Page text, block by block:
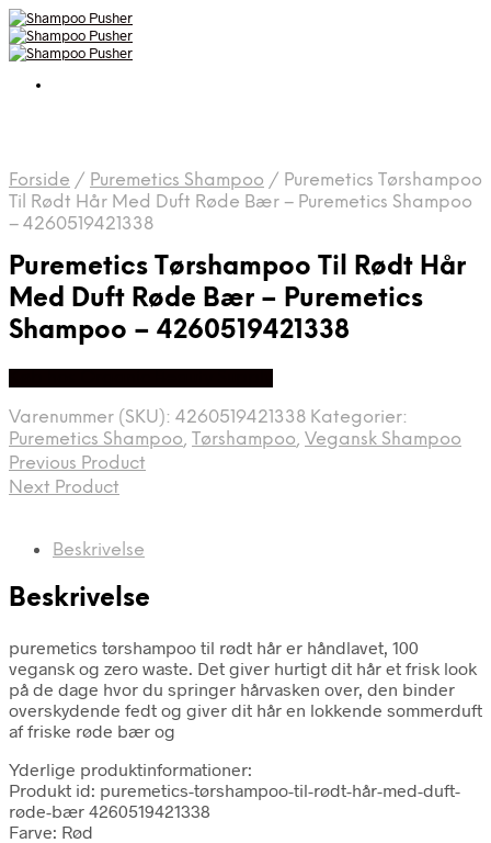
Forside / Puremetics Shampoo / Puremetics Tørshampoo
Til Rødt Hår Med Duft Røde Bær – Puremetics Shampoo
– 4260519421338
Puremetics Tørshampoo Til Rødt Hår
Med Duft Røde Bær – Puremetics
Shampoo – 4260519421338
Varenummer (SKU): 4260519421338 Kategorier:
Puremetics Shampoo, Tørshampoo, Vegansk Shampoo
Previous Product
Next Product
Beskrivelse
Beskrivelse
puremetics tørshampoo til rødt hår er håndlavet, 100
vegansk og zero waste. Det giver hurtigt dit hår et frisk look
på de dage hvor du springer hårvasken over, den binder
overskydende fedt og giver dit hår en lokkende sommerduft
af friske røde bær og
Yderlige produktinformationer:
Produkt id: puremetics-tørshampoo-til-rødt-hår-med-duft-
røde-bær 4260519421338
Farve: Rød